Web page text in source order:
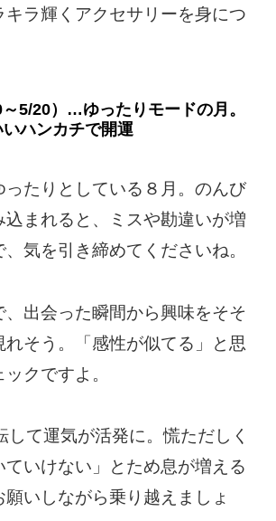
キラ輝くアクセサリーを身につ
5/20）…ゆったりモードの月。
ハンカチで開運
ったりとしている８月。のんび
込まれると、ミスや勘違いが増
気を引き締めてくださいね。
、出会った瞬間から興味をそそ
れそう。「感性が似てる」と思
クですよ。
して運気が活発に。慌ただしく
ていけない」とため息が増える
いしながら乗り越えましょ